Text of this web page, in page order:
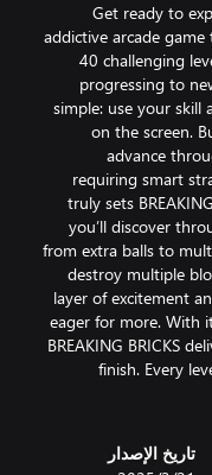
Get ready to
addictive arcade
40 challenging
progressing to
simple: use your skill
on the screen.
advance
requiring smart
truly sets
you’ll discover
from extra balls to
destroy multiple
layer of excitement
eager for more. With
BREAKING BRICKS
finish. Every
تاريخ الإصدار